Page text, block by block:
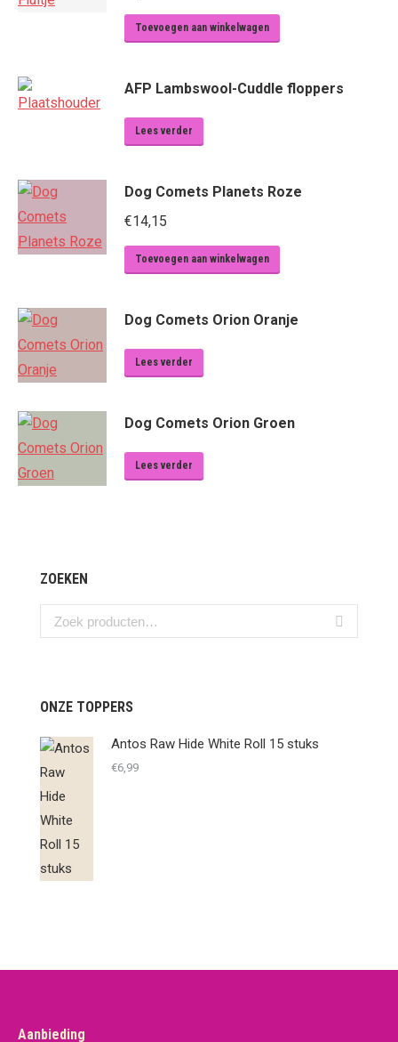
Toevoegen aan winkelwagen
AFP Lambswool-Cuddle floppers
Lees verder
Dog Comets Planets Roze
€14,15
Toevoegen aan winkelwagen
Dog Comets Orion Oranje
Lees verder
Dog Comets Orion Groen
Lees verder
ZOEKEN
ONZE TOPPERS
Antos Raw Hide White Roll 15 stuks
€6,99
Aanbieding